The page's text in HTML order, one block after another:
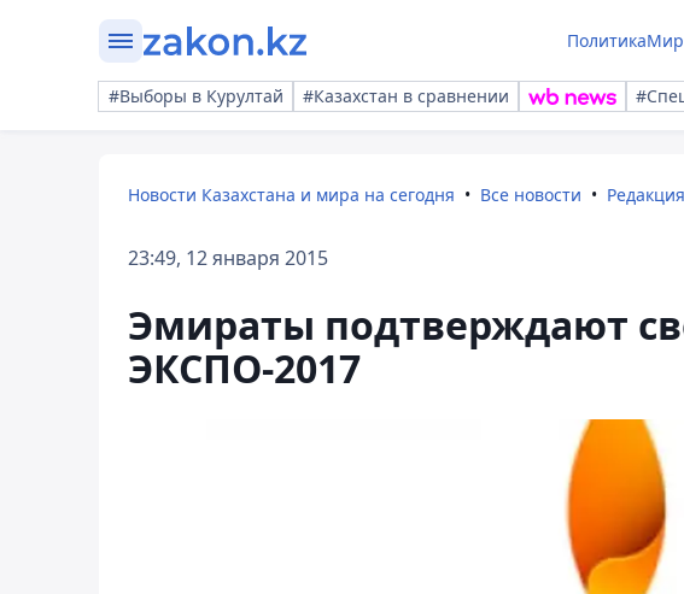
ПолитикаМир
#Выборы в Курултай #Казахстан в сравнении
Новости Казахстана и мира на сегодня Все новости
23:49, 12 января 2015
Эмираты подтверждают
ЭКСПО-2017